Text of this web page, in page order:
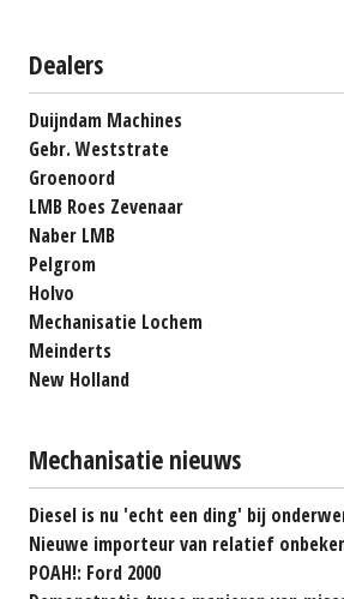
Dealers
Duijndam Machines
Gebr. Weststrate
Groenoord
LMB Roes Zevenaar
Naber LMB
Pelgrom
Holvo
Mechanisatie Lochem
Meinderts
New Holland
Mechanisatie nieuws
Diesel is nu 'echt een ding' bij
Nieuwe importeur van relatief
POAH!: Ford 2000